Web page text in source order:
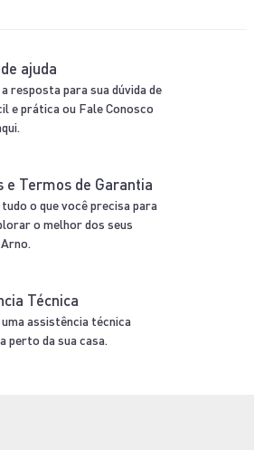
ajuda
resposta para sua dúvida de
e prática ou Fale Conosco
e Termos de Garantia
o que você precisa para
o melhor dos seus
Técnica
assistência técnica
perto da sua casa.